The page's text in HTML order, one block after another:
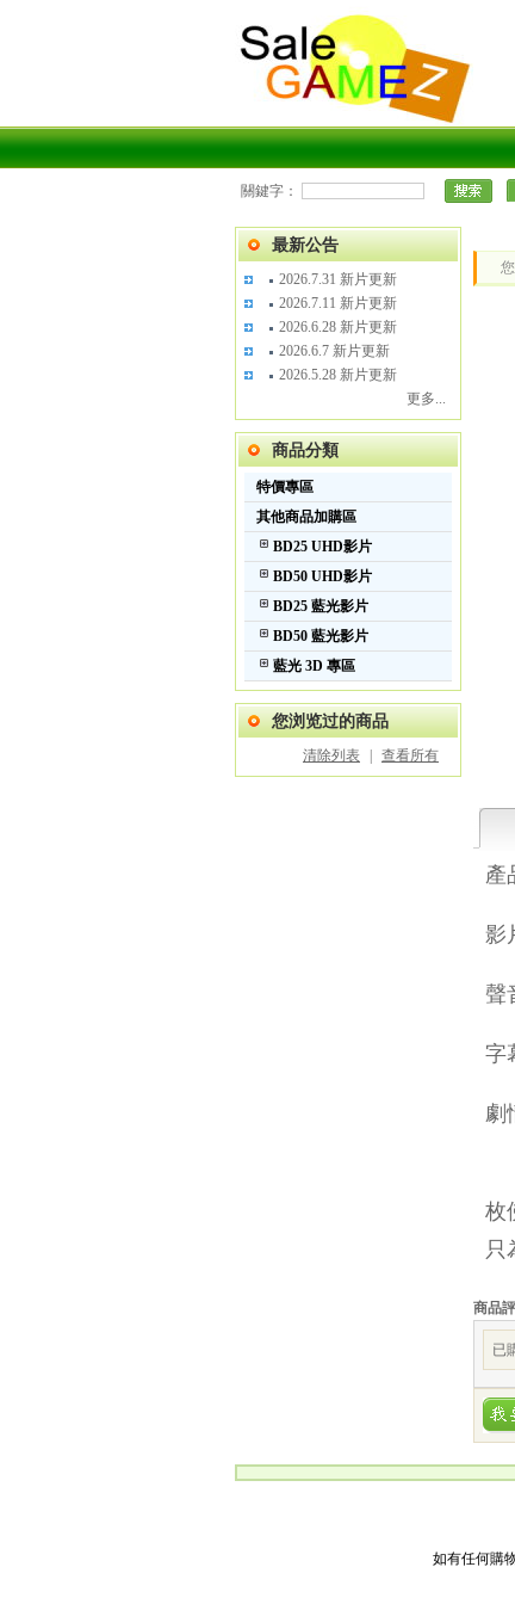
關鍵字：
最新公告
2026.7.31 新片更新
2026.7.11 新片更新
2026.6.28 新片更新
2026.6.7 新片更新
2026.5.28 新片更新
更多...
商品分類
特價專區
其他商品加購區
BD25 UHD影片
BD50 UHD影片
BD25 藍光影片
BD50 藍光影片
藍光 3D 專區
您浏览过的商品
清除列表 查看所有
產
影
聲
字
劇
枚
只
商品
已
如有任何購